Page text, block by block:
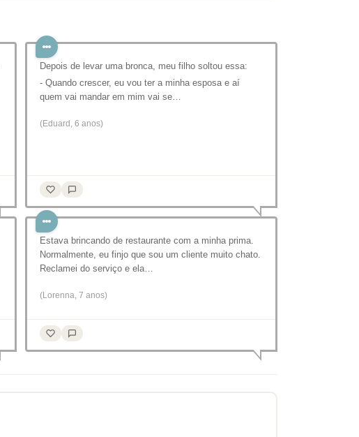
Depois de levar uma bronca, meu filho soltou essa:
- Quando crescer, eu vou ter a minha esposa e aí
quem vai mandar em mim vai se…
(Eduard, 6 anos)
Estava brincando de restaurante com a minha prima.
Normalmente, eu finjo que sou um cliente muito chato.
Reclamei do serviço e ela…
(Lorenna, 7 anos)